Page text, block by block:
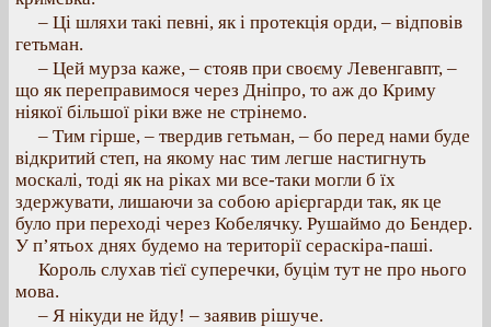
– Ці шляхи такі певні, як і протекція орди, – відповів
гетьман.
– Цей мурза каже, – стояв при своєму Левенгавпт, –
що як переправимося через Дніпро, то аж до Криму
ніякої більшої ріки вже не стрінемо.
– Тим гірше, – твердив гетьман, – бо перед нами буде
відкритий степ, на якому нас тим легше настигнуть
москалі, тоді як на ріках ми все-таки могли б їх
здержувати, лишаючи за собою арієргарди так, як це
було при переході через Кобелячку. Рушаймо до Бендер.
У п’ятьох днях будемо на території сераскіра-паші.
Король слухав тієї суперечки, буцім тут не про нього
мова.
– Я нікуди не йду! – заявив рішуче.